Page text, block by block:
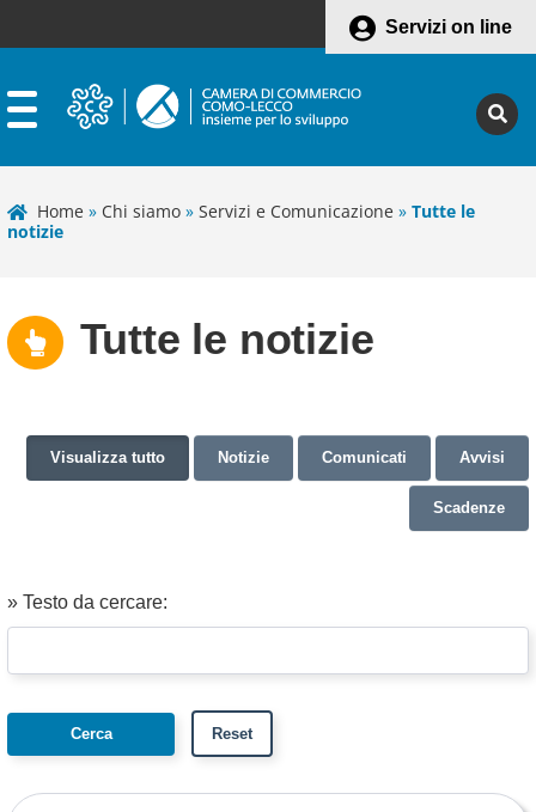
Servizi on line
Home » Chi siamo » Servizi e Comunicazione » Tutte le
notizie
Tutte le notizie
Visualizza tutto Notizie Comunicati Avvisi
Scadenze
» Testo da cercare: